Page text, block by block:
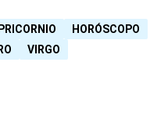
HORÓSCOPO
VIRGO